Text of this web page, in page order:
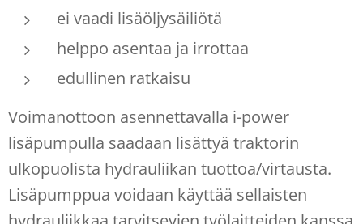
ei vaadi lisäöljysäiliötä
helppo asentaa ja irrottaa
edullinen ratkaisu
Voimanottoon asennettavalla i-power
lisäpumpulla saadaan lisättyä traktorin
ulkopuolista hydrauliikan tuottoa/virtausta.
Lisäpumppua voidaan käyttää sellaisten